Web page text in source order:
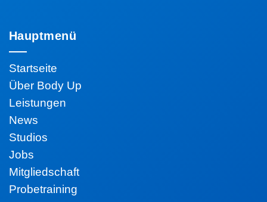
Hauptmenü
Startseite
Über Body Up
Leistungen
News
Studios
Jobs
Mitgliedschaft
Probetraining